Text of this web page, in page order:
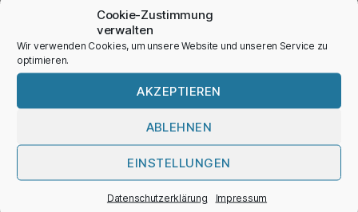
Cookie-Zustimmung
verwalten
Wir verwenden Cookies, um unsere Website und unseren Service zu
optimieren.
AKZEPTIEREN
ABLEHNEN
EINSTELLUNGEN
Datenschutzerklärung Impressum
Perlhuhnfedern
1,50€
inkl. MwSt.
IN DEN WARENKORB